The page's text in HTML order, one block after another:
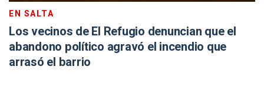
EN SALTA
Los vecinos de El Refugio denuncian que el
abandono político agravó el incendio que
arrasó el barrio